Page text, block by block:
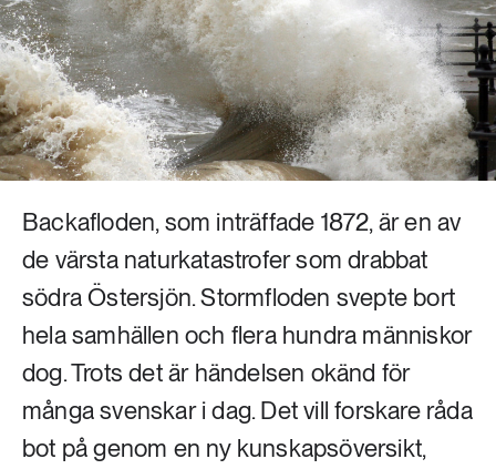
Mat & jordbruk
Skog
Social hållbarhet
Vatten
252 ARTIKLAR
Landsbygd
939 ARTIKLAR
Livsstil & konsumtion
612 ARTIKLAR
Mat & jordbruk
262 ARTIKLAR
Skog
Social hållbarhet
Backafloden, som inträffade 1872, är en av
de värsta naturkatastrofer som drabbat
södra Östersjön. Stormfloden svepte bort
hela samhällen och flera hundra människor
dog. Trots det är händelsen okänd för
många svenskar i dag. Det vill forskare råda
bot på genom en ny kunskapsöversikt,